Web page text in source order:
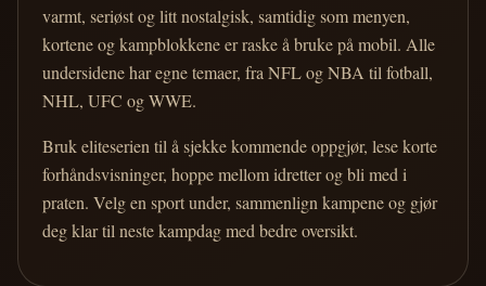
varmt, seriøst og litt nostalgisk, samtidig som menyen,
kortene og kampblokkene er raske å bruke på mobil. Alle
undersidene har egne temaer, fra NFL og NBA til fotball,
NHL, UFC og WWE.
Bruk eliteserien til å sjekke kommende oppgjør, lese korte
forhåndsvisninger, hoppe mellom idretter og bli med i
praten. Velg en sport under, sammenlign kampene og gjør
deg klar til neste kampdag med bedre oversikt.